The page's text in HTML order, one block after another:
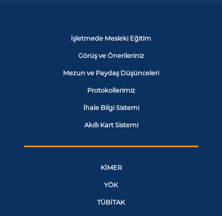
İşletmede Mesleki Eğitim
Görüş ve Önerileriniz
Mezun ve Paydaş Düşünceleri
Protokollerimiz
İhale Bilgi Sistemi
Akıllı Kart Sistemi
KİMER
YÖK
TÜBİTAK